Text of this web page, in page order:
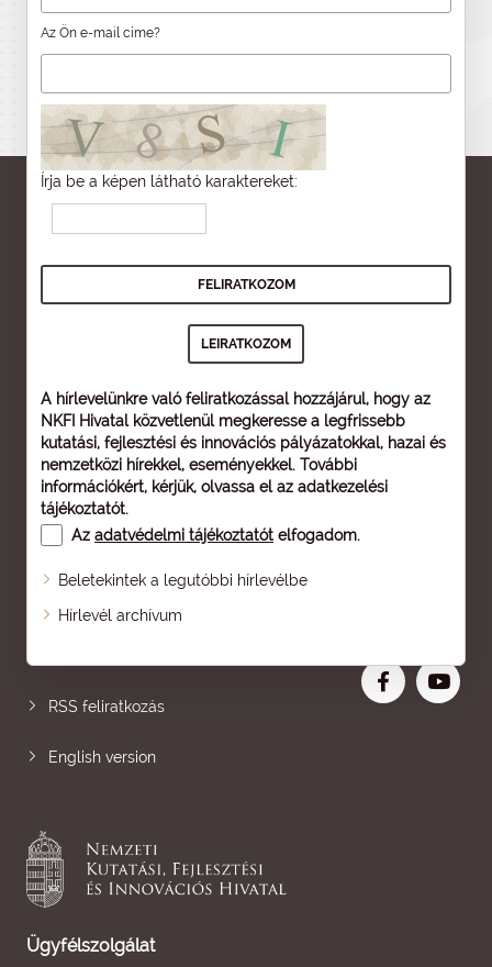
Az Ön e-mail címe?
Írja be a képen látható karaktereket:
A hírlevelünkre való feliratkozással hozzájárul, hogy az
NKFI Hivatal közvetlenül megkeresse a legfrissebb
kutatási, fejlesztési és innovációs pályázatokkal, hazai és
nemzetközi hírekkel, eseményekkel. További
információkért, kérjük, olvassa el az adatkezelési
tájékoztatót.
Az adatvédelmi tájékoztatót elfogadom.
Beletekintek a legutóbbi hírlevélbe
Hírlevél archívum
Oldaltérkép
RSS feliratkozás
English version
Ügyfélszolgálat